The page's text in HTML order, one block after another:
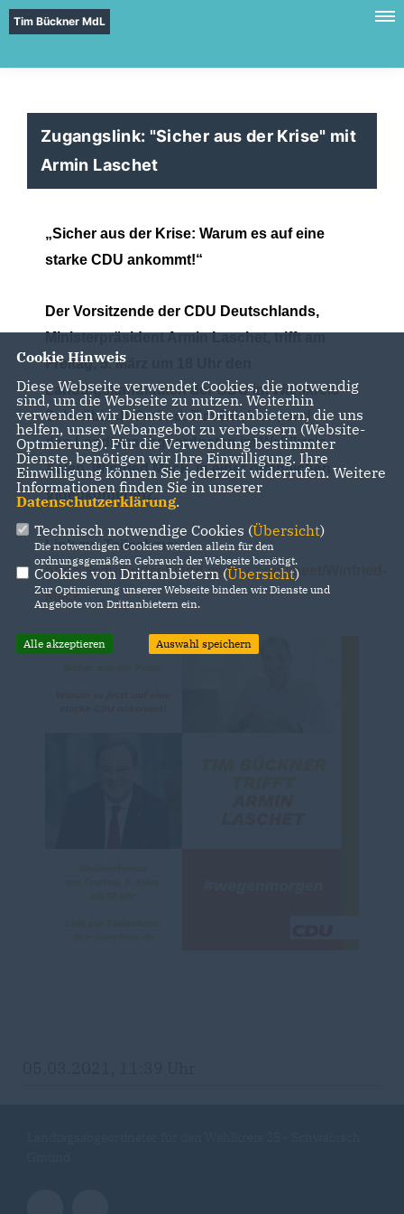
Tim Bückner MdL
Zugangslink: "Sicher aus der Krise" mit
Armin Laschet
Sicher aus der Krise: Warum es auf eine
starke CDU ankommt!“
Der Vorsitzende der CDU Deutschlands,
Ministerpräsident Armin Laschet, trifft am
Freitag, 5. März um 18 Uhr den
Landtagskandidaten der CDU im Wahlkreis
Schwäbisch Gmünd, Tim Bückner, und
denLandtagsabgeordneten im Wahlkreis
Aalen,Winfried Mack, in einer öffentlichen
Videokonferenz.
Link zur Teilnahme:
https://cdudeutschland.webex.com/meet/Winfried-
Mack
Cookie Hinweis
Diese Webseite verwendet Cookies, die notwendig
sind, um die Webseite zu nutzen. Weiterhin
verwenden wir Dienste von Drittanbietern, die uns
helfen, unser Webangebot zu verbessern (Website-
Optmierung). Für die Verwendung bestimmter
Dienste, benötigen wir Ihre Einwilligung. Ihre
Einwilligung können Sie jederzeit widerrufen. Weitere
Informationen finden Sie in unserer
Datenschutzerklärung.
Technisch notwendige Cookies (Übersicht)
Die notwendigen Cookies werden allein für den
ordnungsgemäßen Gebrauch der Webseite benötigt.
Cookies von Drittanbietern (Übersicht)
Zur Optimierung unserer Webseite binden wir Dienste und
Angebote von Drittanbietern ein.
Alle akzeptieren Auswahl speichern